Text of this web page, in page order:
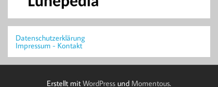
Datenschutzerklärung
Impressum - Kontakt
Erstellt mit WordPress und Momentous.